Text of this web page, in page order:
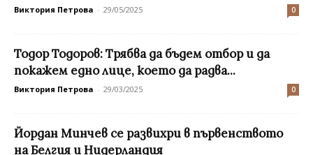
Виктория Петрова - 29/05/2025 0
Тодор Тодоров: Трябва да бъдем отбор и да
покажем едно лице, което да радва...
Виктория Петрова - 29/03/2025 0
Йордан Минчев се развихри в първенството
на Белгия и Нидерландия